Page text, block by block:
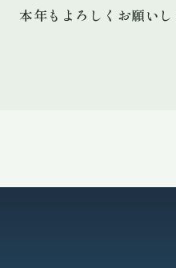
本年もよろしくお願い